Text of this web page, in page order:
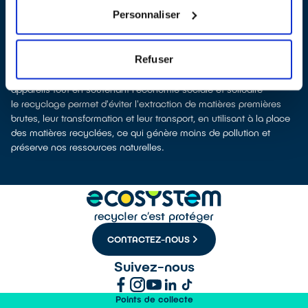
Personnaliser
Refuser
Recycler c’est protéger la santé, l'environnement et les
ressources naturelles
La fabrication d’appareils électriques neufs est émettrice de
pollution et consommatrice de ressources naturelles.
donner son appareil permet d’éviter la fabrication de nouveaux
appareils tout en soutenant l'économie sociale et solidaire
le recyclage permet d'éviter l'extraction de matières premières
brutes, leur transformation et leur transport, en utilisant à la place
des matières recyclées, ce qui génère moins de pollution et
préserve nos ressources naturelles.
CONTACTEZ-NOUS
Suivez-nous
Points de collecte